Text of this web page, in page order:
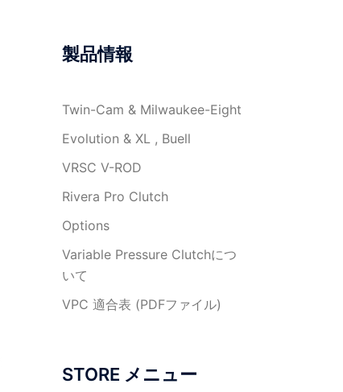
製品情報
Twin-Cam & Milwaukee-Eight
Evolution & XL , Buell
VRSC V-ROD
Rivera Pro Clutch
Options
Variable Pressure Clutchにつ
いて
VPC 適合表 (PDFファイル)
STORE メニュー